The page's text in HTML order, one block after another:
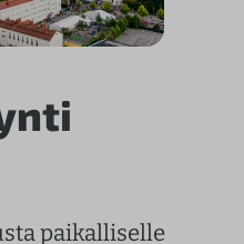
paikalliselle